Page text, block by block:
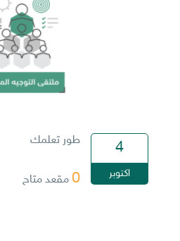
4
اكتوبر
طور تعلمك
0 مقعد متاح